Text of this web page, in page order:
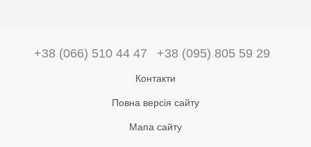
+38 (066) 510 44 47 +38 (095) 805 59 29
Контакти
Повна версія сайту
Мапа сайту